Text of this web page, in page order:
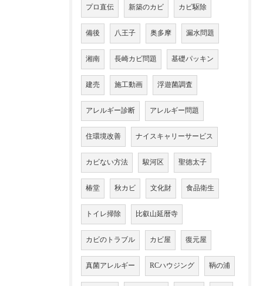
プロ直伝 新築のカビ カビ駆除
備後 八王子 奥多摩 漏水問題
湘南 長崎カビ問題 基礎パッキン
建売 施工動画 浮遊菌調査
アレルギー診断 アレルギー問題
住環境改善 ナイスキャリーサービス
カビない方法 駿河区 聖徳太子
椿堂 秋カビ 文化財 食品衛生
トイレ掃除 比叡山延暦寺
カビのトラブル カビ屋 復元屋
真菌アレルギー RCハウジング 鞆の浦